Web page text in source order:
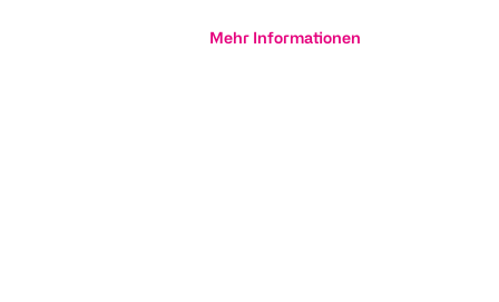
Mehr Informationen